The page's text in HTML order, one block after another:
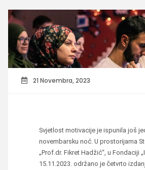
21 Novembra, 2023
Svjetlost motivacije je ispunila još
novembarsku noć. U prostorijama
„Prof.dr. Fikret Hadžić“, u Fondaciji
15.11.2023. održano je četvrto